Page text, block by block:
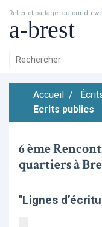
Relier et partager autour du
a-brest
Accueil /
Ecrits publics
6 ème
quartiers à
"Lignes